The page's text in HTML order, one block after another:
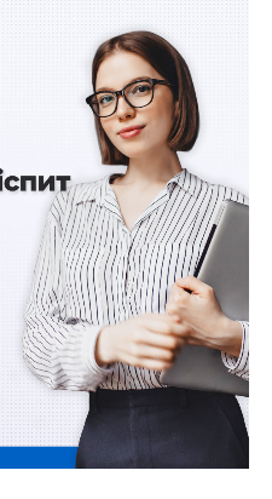
інститутом гендерних
до Угоди з раннього
радіаційної аварії
до Комітету з
до Рекомендації ОЕСР зі
водіїв не
перевезень